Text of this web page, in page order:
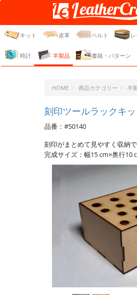
レザークラフト・
ジェーピー
キット 皮革 ベルト
時計 半製品 書籍・パターン
HOME 商品カテゴリー 半
刻印ツールラックキッ
品番：#50140
刻印がまとめて見やすく収納
完成サイズ：幅15 cm×奥行10